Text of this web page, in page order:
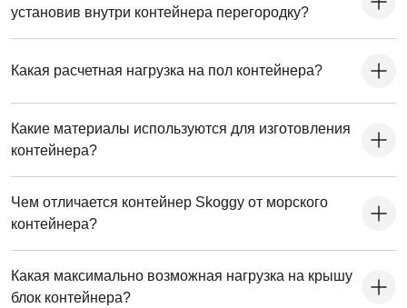
установив внутри контейнера перегородку?
Какая расчетная нагрузка на пол контейнера?
Какие материалы используются для изготовления
контейнера?
Чем отличается контейнер Skoggy от морского
контейнера?
Какая максимально возможная нагрузка на крышу
блок контейнера?